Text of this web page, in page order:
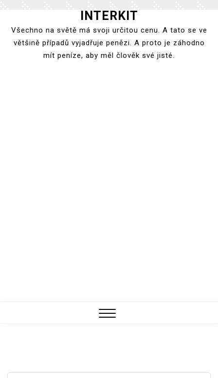
content
INTERKIT
Všechno na světě má svoji určitou cenu. A tato se ve
většině případů vyjadřuje penězi. A proto je záhodno
mít peníze, aby měl člověk své jisté.